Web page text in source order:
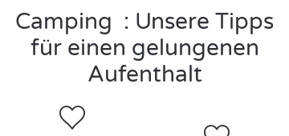
königlichen Priorei Saint-Louis untergebracht, die als
Monument Historique unter Denkmalschutz steht.
Hier können Sie die Entwicklung von Spielen und
Spielsachen von der Antike an verfolgen: Diese
bezaubern, die Großen allerdings nicht weniger!
Camping : Unsere Tipps
für einen gelungenen
Aufenthalt